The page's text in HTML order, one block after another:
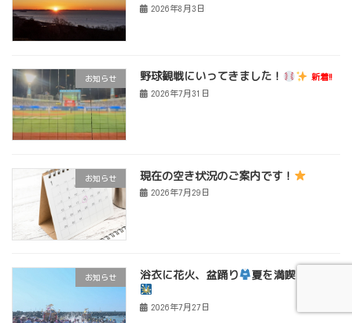
2026年8月3日
お知らせ 野球観戦にいってきました！ 新着!!
2026年7月31日
お知らせ 現在の空き状況のご案内です！
2026年7月29日
お知らせ 浴衣に花火、盆踊り 夏を満喫しました
2026年7月27日